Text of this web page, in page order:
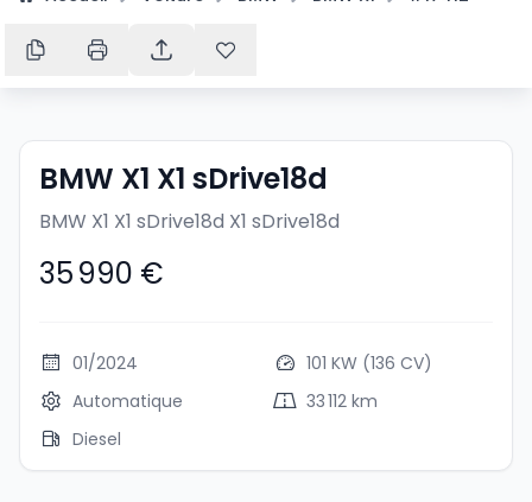
BMW X1 X1 sDrive18d
BMW X1 X1 sDrive18d X1 sDrive18d
35 990 €
01/2024
101 KW (136 CV)
Automatique
33 112 km
Diesel